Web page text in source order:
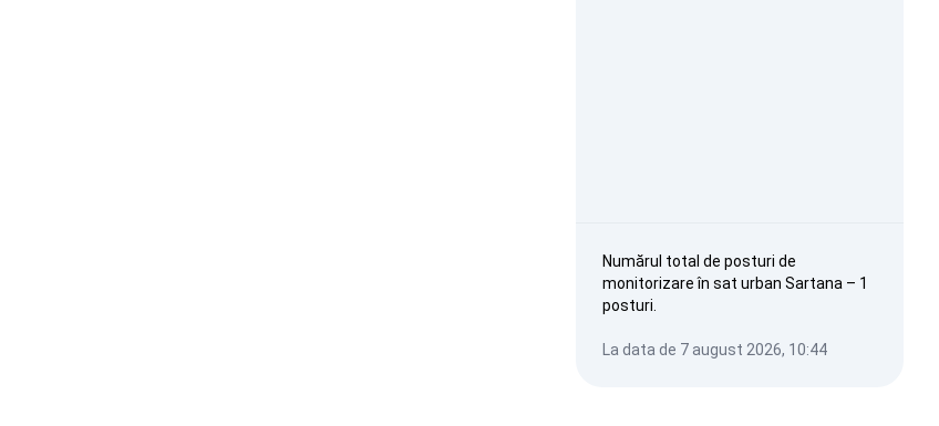
Numărul total de posturi de
monitorizare în sat urban Sartana – 1
posturi.
La data de 7 august 2026, 10:44